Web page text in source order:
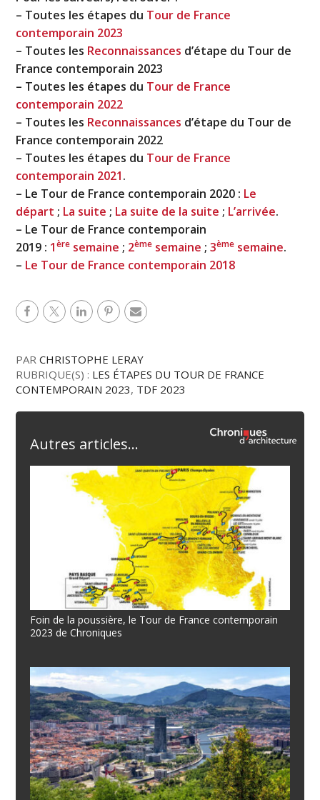
– Toutes les étapes du Tour de France
contemporain 2023
– Toutes les Reconnaissances d’étape du Tour de
France contemporain 2023
– Toutes les étapes du Tour de France
contemporain 2022
– Toutes les Reconnaissances d’étape du Tour de
France contemporain 2022
– Toutes les étapes du Tour de France
contemporain 2021.
– Le Tour de France contemporain 2020 : Le
départ ; La suite ; La suite de la suite ; L’arrivée.
– Le Tour de France contemporain
2019 : 1ère semaine ; 2ème semaine ;3ème semaine.
– Le Tour de France contemporain 2018
PARCHRISTOPHE LERAY
RUBRIQUE(S) : LES ÉTAPES DU TOUR DE FRANCE
CONTEMPORAIN 2023, TDF 2023
Autres articles...
Foin de la poussière, le Tour de France contemporain
2023 de Chroniques